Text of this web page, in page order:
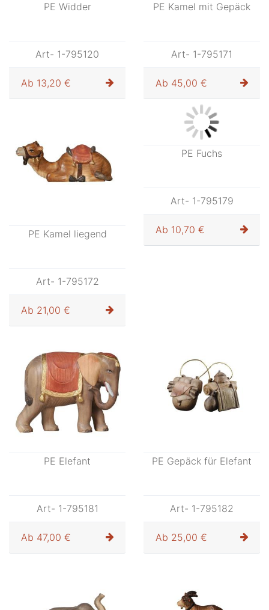
PE Widder
Art- 1-795120
Ab 13,20 €
PE Kamel mit Gepäck
Art- 1-795171
Ab 45,00 €
PE Kamel liegend
Art- 1-795172
Ab 21,00 €
PE Fuchs
Art- 1-795179
Ab 10,70 €
PE Elefant
Art- 1-795181
Ab 47,00 €
PE Gepäck für Elefant
Art- 1-795182
Ab 25,00 €